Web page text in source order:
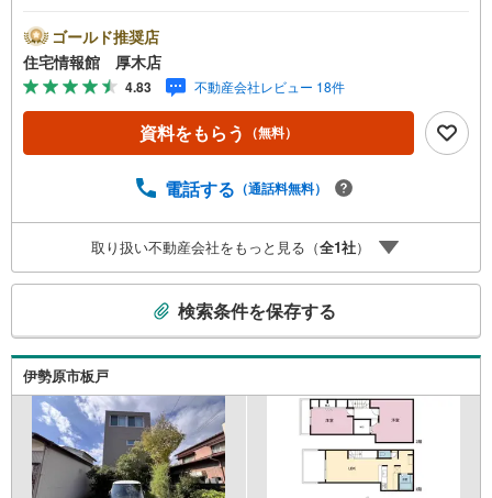
さい。【営業時間 10:00～19:00 火曜・水曜（祝日の場
合は営業いたします）】「資料請求」「内覧」のお問い合
わせは上記時間内ですとスムーズにご対応が可能です。ス
タッフ一同お客様のお問合せをお待ちしております。【住
宅ローン相談会】開催中無理のない住宅ローンの試算やご
購入の際にかかる諸費用の概算も行っております。しっか
気軽にご相談ください。お客様第一主義をモット-にお引越
実に努めさせて頂きます。住宅情報館にお越し頂けたら、
物件のご紹介だけではなく、お住まいの疑問、不安、お家
の事ならなんでもご相談いただけます。お客様の要望をお
お客様一人一人に合わせたライフプランのご提案をさせて
いただきます。お気軽にご相談ください。
ゴールド推奨店
住宅情報館 厚木店
4.83 不動産会社レビュー 18件
資料をもらう （無料）
電話する （通話料無料）
取り扱い不動産会社をもっと見る（全1社）
検
索
条
検索条件を保存する
伊勢原市板戸